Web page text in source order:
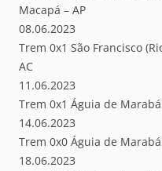
Macapá – AP
08.06.2023
Trem 0x1 São Francisco
AC
11.06.2023
Trem 0x1 Águia de
14.06.2023
Trem 0x0 Águia de
18.06.2023